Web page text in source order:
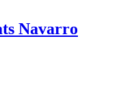
Navarro